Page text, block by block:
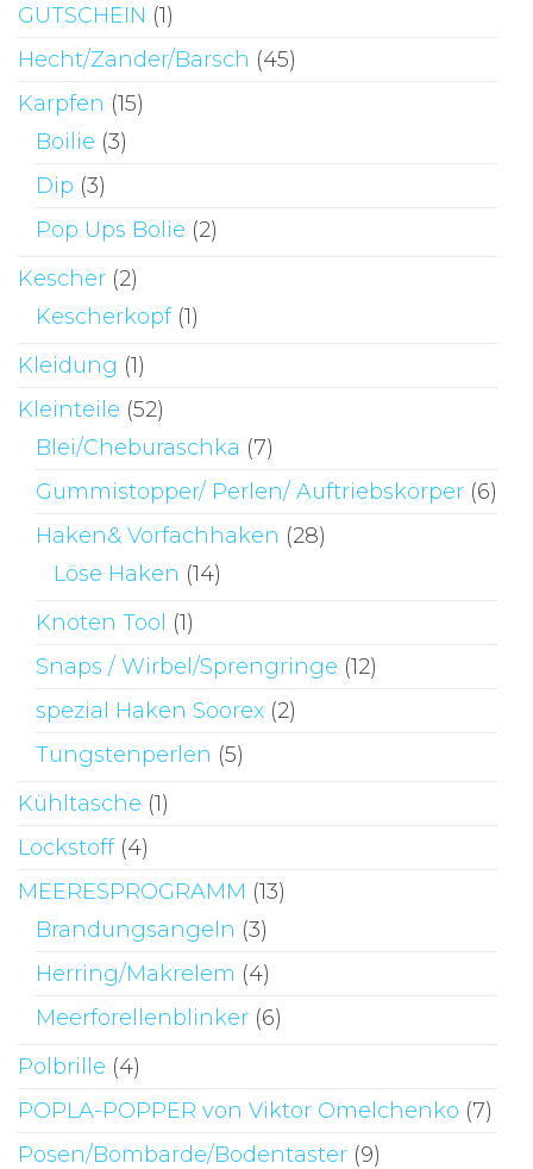
GUTSCHEIN (1)
Hecht/Zander/Barsch (45)
Karpfen (15)
Boilie (3)
Dip (3)
Pop Ups Bolie (2)
Kescher (2)
Kescherkopf (1)
Kleidung (1)
Kleinteile (52)
Blei/Cheburaschka (7)
Gummistopper/ Perlen/ Auftriebskörper (6)
Haken& Vorfachhaken (28)
Löse Haken (14)
Knoten Tool (1)
Snaps / Wirbel/Sprengringe (12)
spezial Haken Soorex (2)
Tungstenperlen (5)
Kühltasche (1)
Lockstoff (4)
MEERESPROGRAMM (13)
Brandungsangeln (3)
Herring/Makrelem (4)
Meerforellenblinker (6)
Polbrille (4)
POPLA-POPPER von Viktor Omelchenko (7)
Posen/Bombarde/Bodentaster (9)